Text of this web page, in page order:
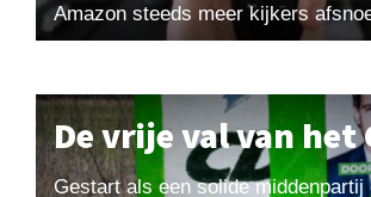
Amazon steeds meer kijkers
De vrije val van het
Gestart als een solide middenpartij